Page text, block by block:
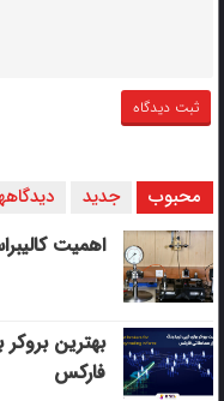
محبوب جدید
اهمیت
بهترین بروکر
فارکس